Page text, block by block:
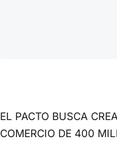
EL PACTO BUSCA
COMERCIO DE 400